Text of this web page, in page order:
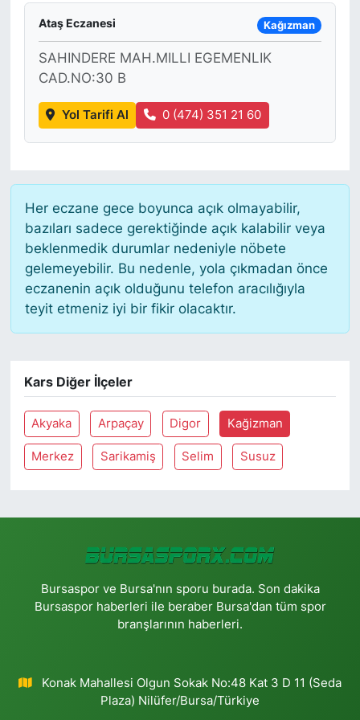
Ataş Eczanesi Kağızman
SAHINDERE MAH.MILLI EGEMENLIK
CAD.NO:30 B
Yol Tarifi Al 0 (474) 351 21 60
Her eczane gece boyunca açık olmayabilir,
bazıları sadece gerektiğinde açık kalabilir veya
beklenmedik durumlar nedeniyle nöbete
gelemeyebilir. Bu nedenle, yola çıkmadan önce
eczanenin açık olduğunu telefon aracılığıyla
teyit etmeniz iyi bir fikir olacaktır.
Kars Diğer İlçeler
Akyaka Arpaçay Digor Kağizman
Merkez Sarikamiş Selim Susuz
Bursaspor ve Bursa'nın sporu burada. Son dakika
Bursaspor haberleri ile beraber Bursa'dan tüm spor
branşlarının haberleri.
Konak Mahallesi Olgun Sokak No:48 Kat 3 D 11 (Seda
Plaza) Nilüfer/Bursa/Türkiye